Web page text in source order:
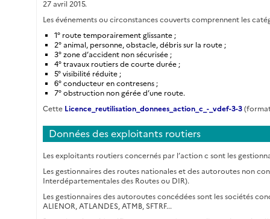
27 avril 2015.
Les événements ou circonstances couverts comprennent les
1° route temporairement glissante ;
2° animal, personne, obstacle, débris sur la route ;
3° zone d’accident non sécurisée ;
4° travaux routiers de courte durée ;
5° visibilité réduite ;
6° conducteur en contresens ;
7° obstruction non gérée d’une route.
Cette Licence_reutilisation_donnees_action_c_-_vdef-3-3
Données des exploitants routiers
Les exploitants routiers concernés par l’action c sont les
Les gestionnaires des routes nationales et des autoroutes non
Interdépartementales des Routes ou DIR).
Les gestionnaires des autoroutes concédées sont les sociétés
ALIENOR, ATLANDES, ATMB, SFTRF...